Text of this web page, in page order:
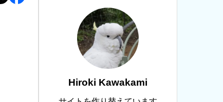
Hiroki Kawakami